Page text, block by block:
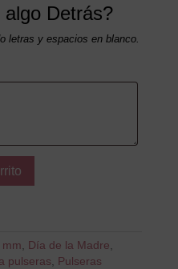
Detrás?
letras y espacios en blanco.
mm, Día de la Madre,
pulseras, Pulseras